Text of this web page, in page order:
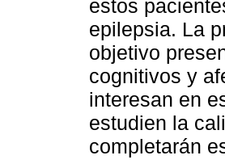
estos
epilepsia. La
objetivo
cognitivos y
interesan en
estudien la
completarán